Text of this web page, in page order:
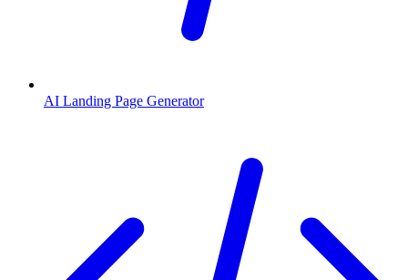
AI Landing Page Generator